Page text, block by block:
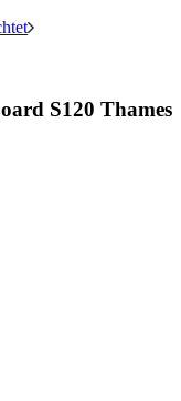
S120 Thames